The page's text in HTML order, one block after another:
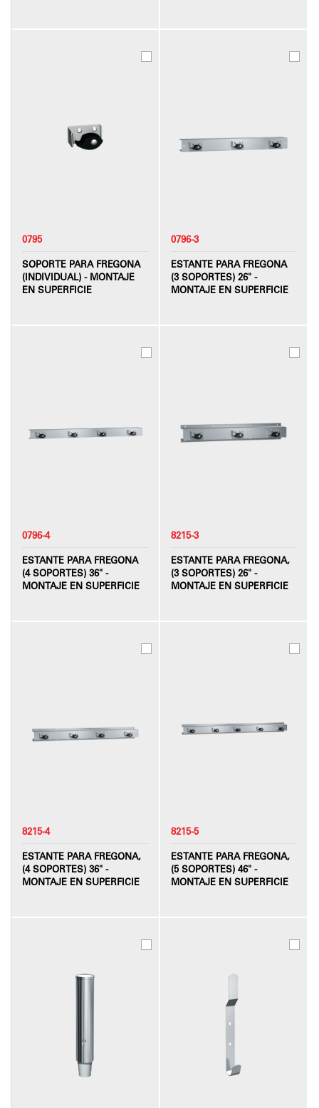
0795
SOPORTE PARA FREGONA
(INDIVIDUAL) - MONTAJE
EN SUPERFICIE
0796-3
ESTANTE PARA FREGONA
(3 SOPORTES) 26" -
MONTAJE EN SUPERFICIE
0796-4
ESTANTE PARA FREGONA
(4 SOPORTES) 36" -
MONTAJE EN SUPERFICIE
8215-3
ESTANTE PARA FREGONA,
(3 SOPORTES) 26" -
MONTAJE EN SUPERFICIE
8215-4
ESTANTE PARA FREGONA,
(4 SOPORTES) 36" -
MONTAJE EN SUPERFICIE
8215-5
ESTANTE PARA FREGONA,
(5 SOPORTES) 46" -
MONTAJE EN SUPERFICIE